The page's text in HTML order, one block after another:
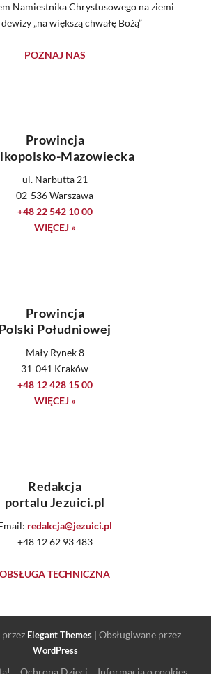
Namiestnika Chrystusowego na ziemi
„na większą chwałę Bożą”
POZNAJ NAS
Prowincja
Mazowiecka
ul. Narbutta 21
02-536 Warszawa
+48 22 542 10 00
WIĘCEJ »
Prowincja
Polski Południowej
Mały Rynek 8
31-041 Kraków
+48 12 428 15 00
WIĘCEJ »
Redakcja
portalu Jezuici.pl
redakcja@jezuici.pl
+48 12 62 93 483
OBSŁUGA TECHNICZNA
Elegant Themes | Obsługiwane przez
WordPress
Ochrona Dzieci Informacja o cookies